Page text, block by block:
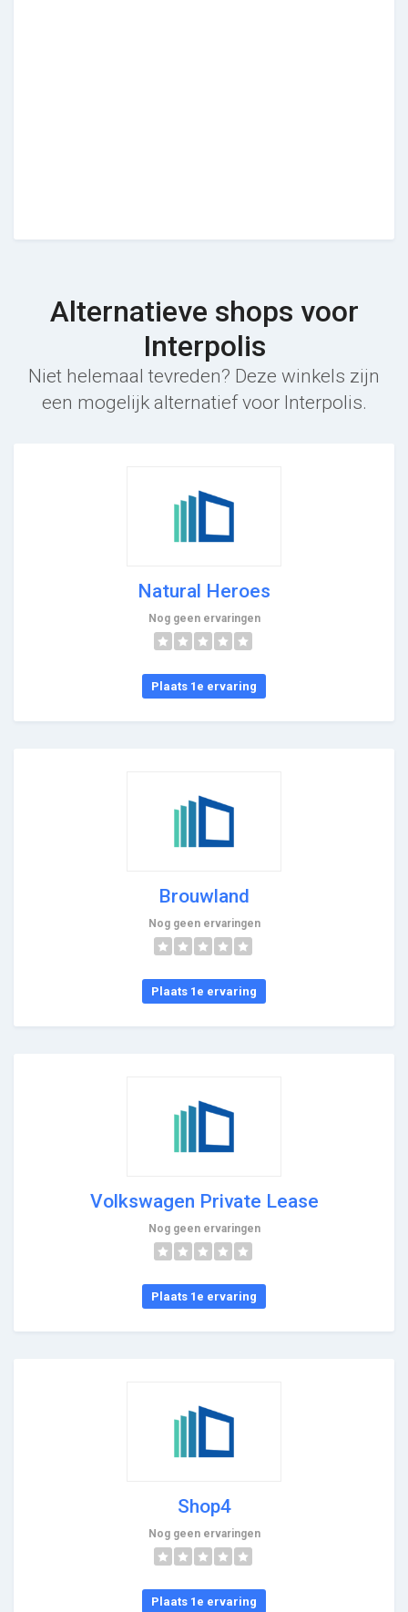
Alternatieve shops voor
Interpolis
Niet helemaal tevreden? Deze winkels zijn
een mogelijk alternatief voor Interpolis.
Natural Heroes
Nog geen ervaringen
Plaats 1e ervaring
Brouwland
Nog geen ervaringen
Plaats 1e ervaring
Volkswagen Private Lease
Nog geen ervaringen
Plaats 1e ervaring
Shop4
Nog geen ervaringen
Plaats 1e ervaring